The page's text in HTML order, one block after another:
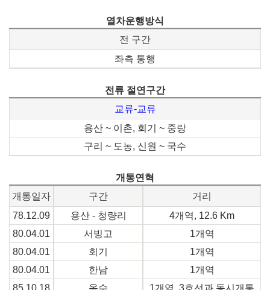
열차운행방식
전 구간
좌측 통행
전류 절연구간
교류-교류
용산 ~ 이촌, 회기 ~ 중랑
구리 ~ 도농, 신원 ~ 국수
개통연혁
개통일자
구간
거리
78.12.09
용산 - 청량리
4개역, 12.6 Km
80.04.01
서빙고
1개역
80.04.01
회기
1개역
80.04.01
한남
1개역
85.10.18
옥수 1개역, 3호선과 동시개통